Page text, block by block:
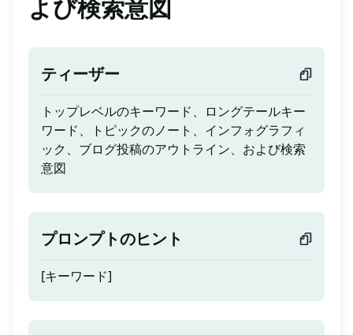
よび検索意図
ティーザー
トップレベルのキーワード、ロングテールキー
ワード、トピックのノート、インフォグラフィ
ック、ブログ投稿のアウトライン、および検索
意図
プロンプトのヒント
[キーワード]